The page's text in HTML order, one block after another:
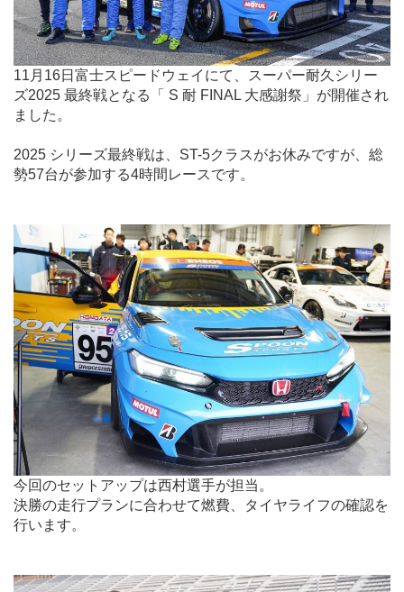
11月16日富士スピードウェイにて、スーパー耐久シリー
ズ2025 最終戦となる「 S 耐 FINAL 大感謝祭」が開催され
ました。
2025 シリーズ最終戦は、ST-5クラスがお休みですが、総
勢57台が参加する4時間レースです。
今回のセットアップは西村選手が担当。
決勝の走行プランに合わせて燃費、タイヤライフの確認を
行います。